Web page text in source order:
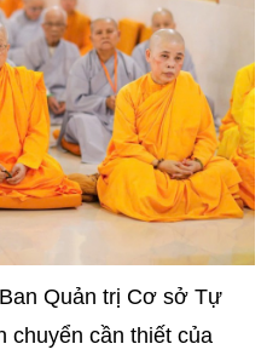
Quản trị Cơ sở Tự
chuyển cần thiết của